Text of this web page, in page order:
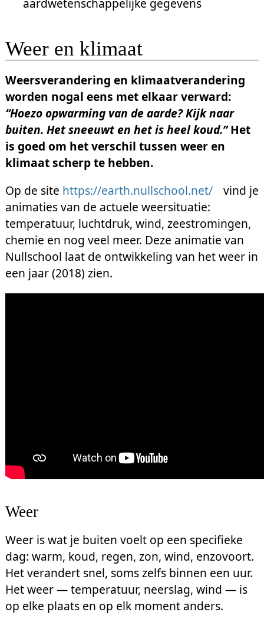
Weer en klimaat
Weersverandering en klimaatverandering
worden nogal eens met elkaar verward:
“Hoezo opwarming van de aarde? Kijk naar
buiten. Het sneeuwt en het is heel koud.”Het
is goed om het verschil tussen weer en
klimaat scherp te hebben.
Op de site https://earth.nullschool.net/
vind je
animaties van de actuele weersituatie:
temperatuur, luchtdruk, wind, zeestromingen,
chemie en nog veel meer. Deze animatie van
Nullschool laat de ontwikkeling van het weer in
een jaar (2018) zien.
Weer
Weer is wat je buiten voelt op een specifieke
dag: warm, koud, regen, zon, wind, enzovoort.
Het verandert snel, soms zelfs binnen een uur.
Het weer — temperatuur, neerslag, wind — is
op elke plaats en op elk moment anders.